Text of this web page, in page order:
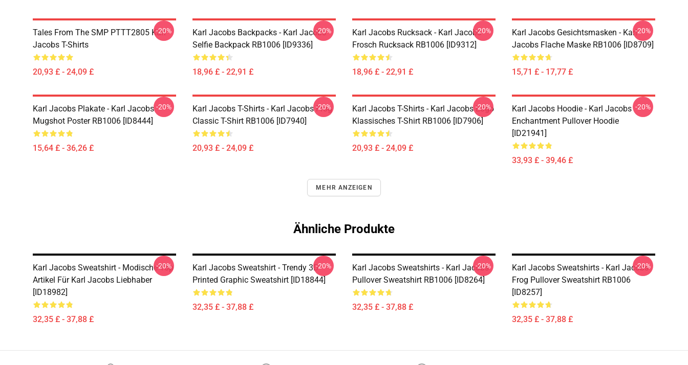
Tales From The SMP PTTT2805 Karl
Jacobs T-Shirts
20,93 £ - 24,09 £
-20%
Karl Jacobs Backpacks - Karl Jacobs
Selfie Backpack RB1006 [ID9336]
18,96 £ - 22,91 £
-20%
Karl Jacobs Rucksack - Karl Jacobs
Frosch Rucksack RB1006 [ID9312]
18,96 £ - 22,91 £
-20%
Karl Jacobs Gesichtsmasken - Karl
Jacobs Flache Maske RB1006 [ID8709]
15,71 £ - 17,77 £
-20%
Karl Jacobs Plakate - Karl Jacobs
Mugshot Poster RB1006 [ID8444]
15,64 £ - 36,26 £
-20%
Karl Jacobs T-Shirts - Karl Jacobs Frog
Classic T-Shirt RB1006 [ID7940]
20,93 £ - 24,09 £
-20%
Karl Jacobs T-Shirts - Karl Jacobs Logo
Klassisches T-Shirt RB1006 [ID7906]
20,93 £ - 24,09 £
-20%
Karl Jacobs Hoodie - Karl Jacobs
Enchantment Pullover Hoodie
[ID21941]
33,93 £ - 39,46 £
-20%
MEHR ANZEIGEN
Ähnliche Produkte
Karl Jacobs Sweatshirt - Modische Top
Artikel Für Karl Jacobs Liebhaber
[ID18982]
32,35 £ - 37,88 £
-20%
Karl Jacobs Sweatshirt - Trendy 3D
Printed Graphic Sweatshirt [ID18844]
32,35 £ - 37,88 £
-20%
Karl Jacobs Sweatshirts - Karl Jacobs
Pullover Sweatshirt RB1006 [ID8264]
32,35 £ - 37,88 £
-20%
Karl Jacobs Sweatshirts - Karl Jacobs
Frog Pullover Sweatshirt RB1006
[ID8257]
32,35 £ - 37,88 £
-20%